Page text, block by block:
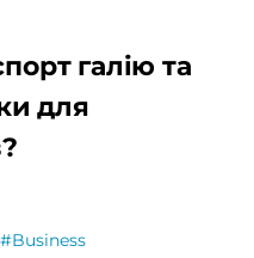
галію та
для
#Business